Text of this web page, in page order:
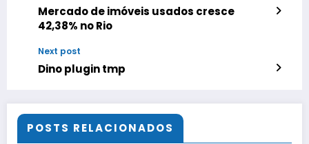
Mercado de imóveis usados cresce
42,38% no Rio
Next post
Dino plugin tmp
POSTS RELACIONADOS